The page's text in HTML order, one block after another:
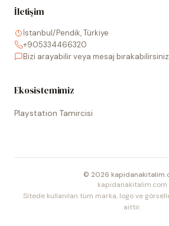
İletişim
İstanbul/Pendik, Türkiye
+905334466320
Bizi arayabilir veya mesaj
Ekosistemimiz
Playstation Tamircisi
© 2026
kapidanakitalim.com
Sitede kullanılan tüm marka, logo ve
aittir.